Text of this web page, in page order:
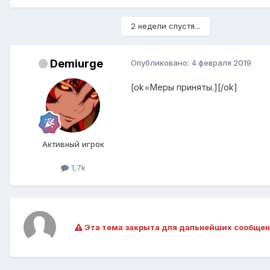
2 недели спустя...
Demiurge
Активный игрок
1,7k
Опубликовано: 4 февраля 2019
[ok=Меры приняты.][/ok]
Эта тема закрыта для дальнейших